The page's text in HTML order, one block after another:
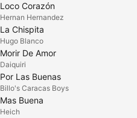
Loco Corazón
Hernan Hernandez
La Chispita
Hugo Blanco
Morir De Amor
Daiquiri
Por Las Buenas
Billo's Caracas Boys
Mas Buena
Heich